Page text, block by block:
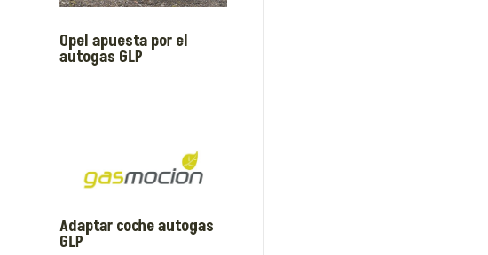
Opel apuesta por el
autogas GLP
Adaptar coche autogas
GLP